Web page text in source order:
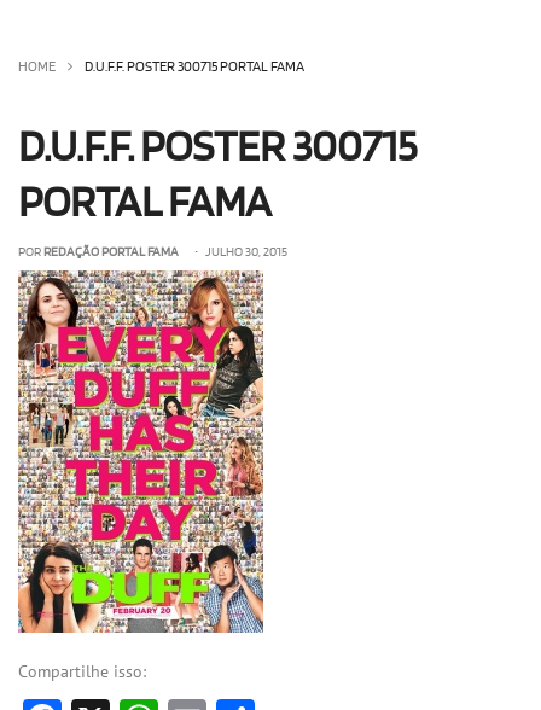
OLHA ISSO! EU QUERO!
HOME D.U.F.F. POSTER 300715 PORTAL FAMA
D.U.F.F. POSTER 300715
PORTAL FAMA
POR REDAÇÃO PORTAL FAMA • JULHO 30, 2015
Compartilhe isso: